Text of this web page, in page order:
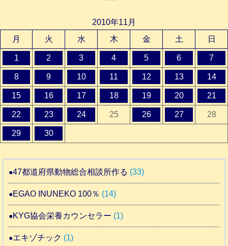
2010年11月
月
火 水 木 金 土 日
1 2 3 4 5 6 7
8 9 10 11 12 13 14
15 16 17 18 19 20 21
22 23 24 25 26 27 28
29 30
47都道府県動物総合相談所作る (33)
EGAO INUNEKO 100％ (14)
KYG協会栄養カウンセラー (1)
エキゾチック (1)